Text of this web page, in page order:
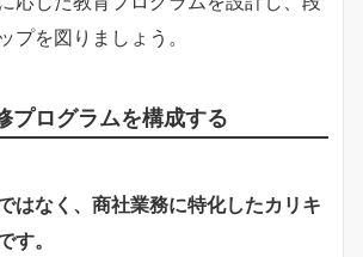
プを図りましょう。
プログラムを構成する
はなく、商社業務に特化したカリキ
す。